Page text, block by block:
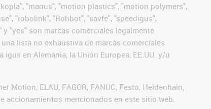
"manus", "motion plastics", "motion polymers",
"robolink", "Rohbot", "savfe", "speedigus",
"yes" son marcas comerciales legalmente
lista no exhaustiva de marcas comerciales
en Alemania, la Unión Europea, EE.UU. y/u
Motion, ELAU, FAGOR, FANUC, Festo, Heidenhain,
accionamientos mencionados en este sitio web.